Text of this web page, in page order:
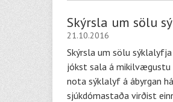
Skýrsla um sölu
21.10.2016
Skýrsla um sölu
jókst sala á mikilvægustu
nota sýklalyf á ábyrgan
sjúkdómastaða virðist